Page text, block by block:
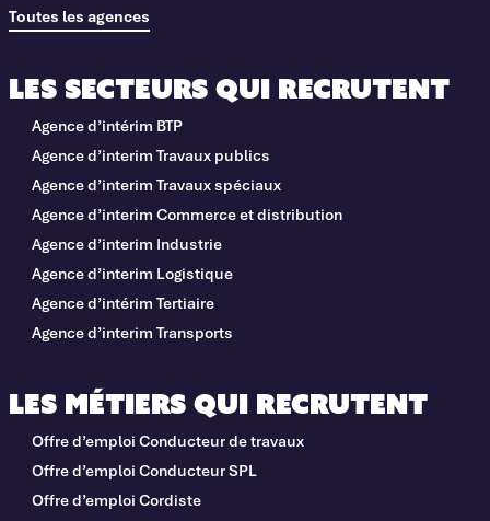
Toutes les agences
Les métiers qui recrutent
Offre d’emploi Conducteur de travaux
Offre d’emploi Conducteur SPL
Offre d’emploi Cordiste
Les secteurs qui recrutent
Agence d’intérim BTP
Agence d’interim Travaux publics
Agence d’interim Travaux spéciaux
Agence d’interim Commerce et distribution
Agence d’interim Industrie
Agence d’interim Logistique
Agence d’intérim Tertiaire
Agence d’interim Transports